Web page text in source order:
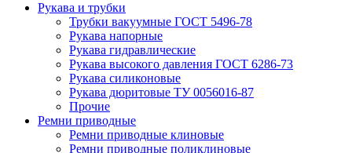
Рукава и трубки
Трубки вакуумные ГОСТ 5496-78
Рукава напорные
Рукава гидравлические
Рукава высокого давления ГОСТ 6286-73
Рукава силиконовые
Рукава дюритовые ТУ 0056016-87
Прочие
Ремни приводные
Ремни приводные клиновые
Ремни приводные поликлиновые